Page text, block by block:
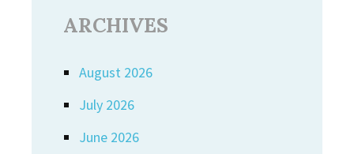
ARCHIVES
August 2026
July 2026
June 2026